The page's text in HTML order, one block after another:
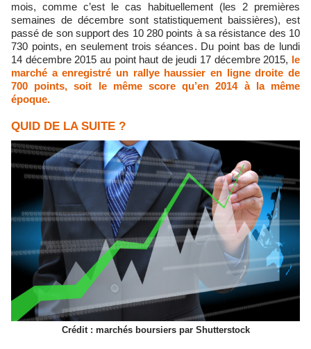
mois, comme c’est le cas habituellement (les 2 premières
semaines de décembre sont statistiquement baissières), est
passé de son support des 10 280 points à sa résistance des 10
730 points, en seulement trois séances. Du point bas de lundi
14 décembre 2015 au point haut de jeudi 17 décembre 2015, le
marché a enregistré un rallye haussier en ligne droite de
700 points, soit le même score qu’en 2014 à la même
époque.
QUID DE LA SUITE ?
Crédit : marchés boursiers par Shutterstock